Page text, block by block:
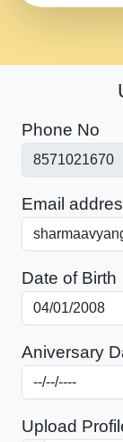
Phone No
Email
Date of Birth
Aniversary
Upload